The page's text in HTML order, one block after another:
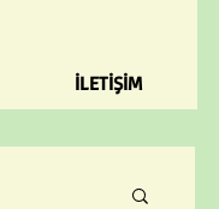
İLETİŞİM